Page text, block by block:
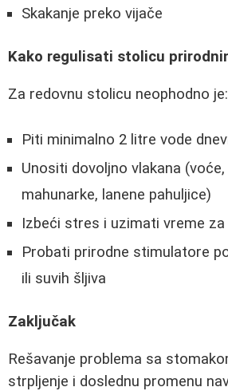
Skakanje preko vijače
Kako regulisati stolicu
Za redovnu stolicu neophodno je:
Piti minimalno 2 litre vode
Unositi dovoljno vlakana
mahunarke, lanene pahuljice)
Izbeći stres i uzimati vreme
Probati prirodne stimulatore
ili suvih šljiva
Zaključak
Rešavanje problema sa
strpljenje i doslednu promenu